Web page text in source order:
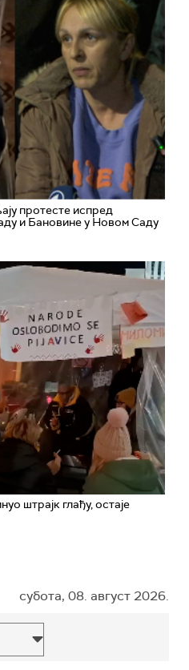
протесте испред
и Бановине у Новом Саду
штрајк глађу, остаје
субота, 08. август 2026.